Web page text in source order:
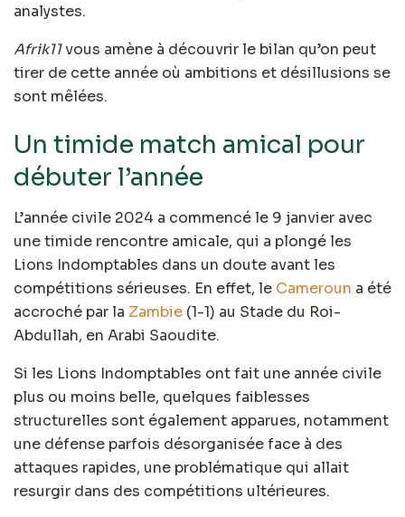
analystes.
Afrik11vous amène à découvrir le bilan qu’on peut
tirer de cette année où ambitions et désillusions se
sont mêlées.
Un timide match amical pour
débuter l’année
L’année civile 2024 a commencé le 9 janvier avec
une timide rencontre amicale, qui a plongé les
Lions Indomptables dans un doute avant les
compétitions sérieuses. En effet, le Cameroun a été
accroché par la Zambie (1-1) au Stade du Roi-
Abdullah, en Arabi Saoudite.
Si les Lions Indomptables ont fait une année civile
plus ou moins belle, quelques faiblesses
structurelles sont également apparues, notamment
une défense parfois désorganisée face à des
attaques rapides, une problématique qui allait
resurgir dans des compétitions ultérieures.